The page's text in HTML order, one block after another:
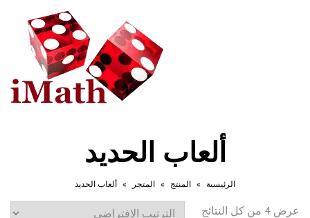
ألعاب الحديد
الرئيسية » المنتج » المتجر » ألعاب الحديد
عرض ⁦4⁩ من كل النتائج